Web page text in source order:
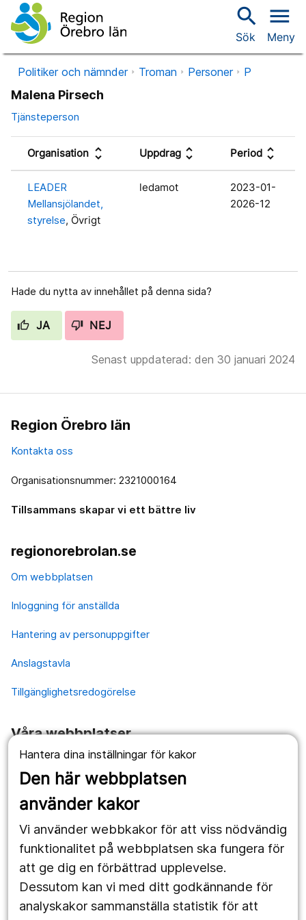
Hantera dina inställningar för kakor
Den här webbplatsen
använder kakor
Vi använder webbkakor för att viss nödvändig
funktionalitet på webbplatsen ska fungera för
att ge dig en förbättrad upplevelse.
Dessutom kan vi med ditt godkännande för
analyskakor sammanställa statistik för att
search
Sök
menu
Meny
Politiker och nämnder Troman Personer P
Malena Pirsech
Tjänsteperson
Organisation unfold_more Uppdrag unfold_more Period unfold_more
LEADER
Mellansjölandet,
styrelse, Övrigt
ledamot
2023-01-
2026-12
Hade du nytta av innehållet på denna sida?
JA NEJ
Senast uppdaterad: den 30 januari 2024
Region Örebro län
Kontakta oss
Organisationsnummer: 2321000164
Tillsammans skapar vi ett bättre liv
regionorebrolan.se
Om webbplatsen
Inloggning för anställda
Hantering av personuppgifter
Anslagstavla
Tillgänglighetsredogörelse
Våra webbplatser
1177.se
Länstrafiken
Utveckling
Följ oss